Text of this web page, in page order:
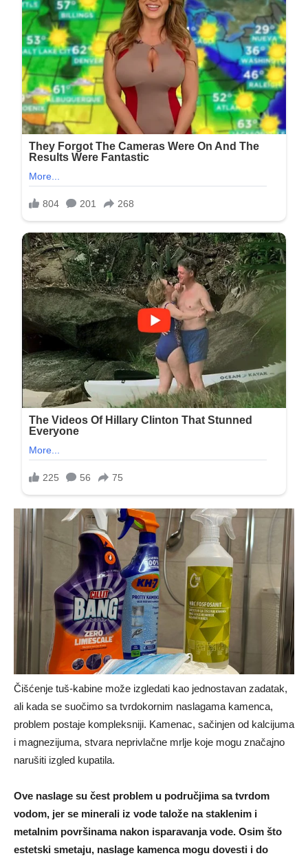
Čišćenje tuš-kabine može izgledati kao jednostavan zadatak,
ali kada se suočimo sa tvrdokornim naslagama kamenca,
problem postaje kompleksniji. Kamenac, sačinjen od kalcijuma
i magnezijuma, stvara neprivlačne mrlje koje mogu značajno
narušiti izgled kupatila.
Ove naslage su čest problem u područjima sa tvrdom
vodom, jer se minerali iz vode talože na staklenim i
metalnim površinama nakon isparavanja vode. Osim što
estetski smetaju, naslage kamenca mogu dovesti i do